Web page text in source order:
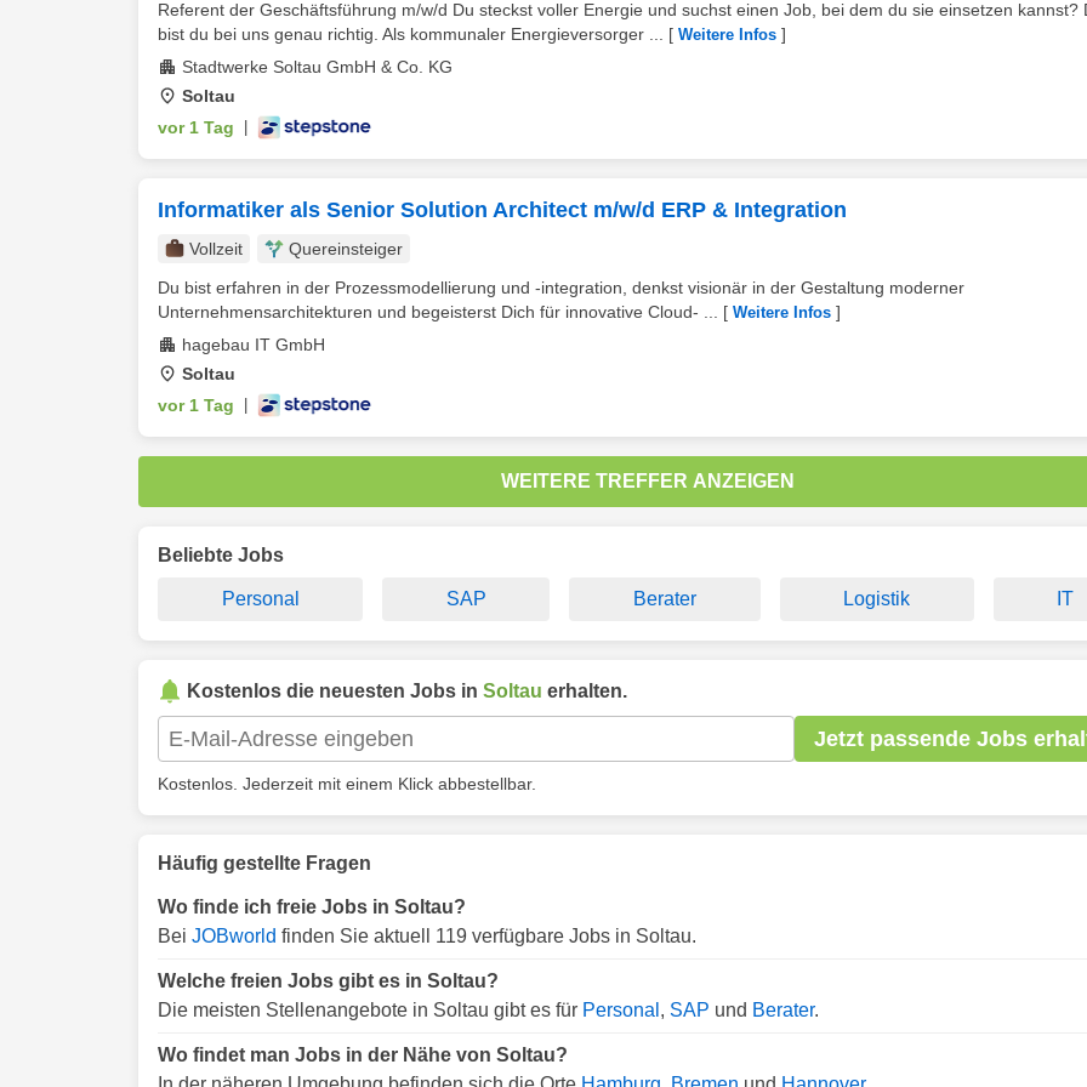
Referent der Geschäftsführung m/w/d Du steckst voller Energie und suchst einen Job, bei dem du sie einsetzen kannst?
bist du bei uns genau richtig. Als kommunaler Energieversorger ...
[ Weitere Infos ]
Stadtwerke Soltau GmbH & Co. KG
Soltau
vor 1 Tag
Informatiker als Senior Solution Architect m/w/d ERP & Integration
Vollzeit
Quereinsteiger
Du bist erfahren in der Prozessmodellierung und -integration, denkst visionär in der Gestaltung moderner
Unternehmensarchitekturen und begeisterst Dich für innovative Cloud- ...
[ Weitere Infos ]
hagebau IT GmbH
Soltau
vor 1 Tag
WEITERE TREFFER ANZEIGEN
Beliebte Jobs
Personal SAP Berater Logistik IT
Kostenlos die neuesten Jobs in Soltau erhalten.
Jetzt passende Jobs
Kostenlos. Jederzeit mit einem Klick abbestellbar.
Häufig gestellte Fragen
Wo finde ich freie Jobs in Soltau?
Bei JOBworld finden Sie aktuell 119 verfügbare Jobs in Soltau.
Welche freien Jobs gibt es in Soltau?
Die meisten Stellenangebote in Soltau gibt es für Personal , SAP und Berater.
Wo findet man Jobs in der Nähe von Soltau?